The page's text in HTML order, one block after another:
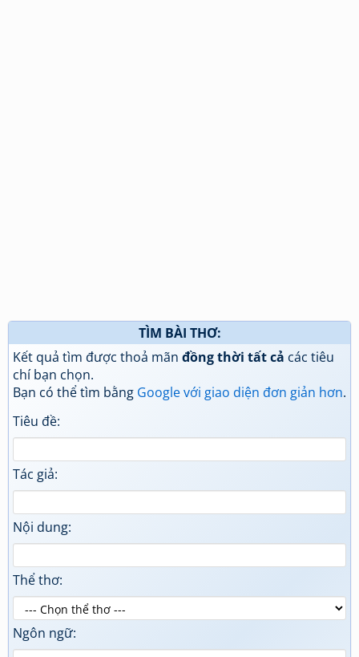
TÌM BÀI THƠ:
Kết quả tìm được thoả mãn đồng thời tất cả các tiêu
chí bạn chọn.
Bạn có thể tìm bằng Google với giao diện đơn giản hơn.
Tiêu đề:
Tác giả:
Nội dung:
Thể thơ:
Ngôn ngữ: